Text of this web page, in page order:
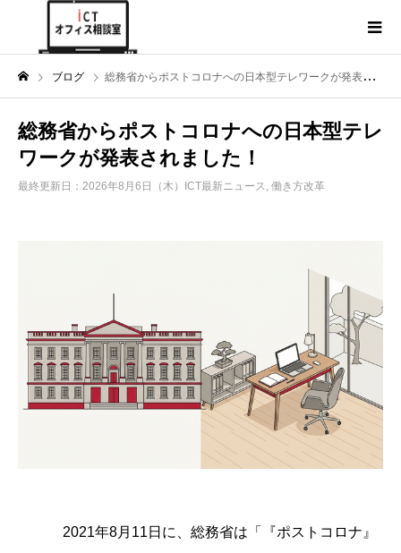
ブログ 総務省からポストコロナへの日本型テレワークが発表されました！
総務省からポストコロナへの日本型テレ
ワークが発表されました！
最終更新日：2026年8月6日（木） ICT最新ニュース 働き方改革
2021年8月11日に、総務省は「『ポストコロナ』